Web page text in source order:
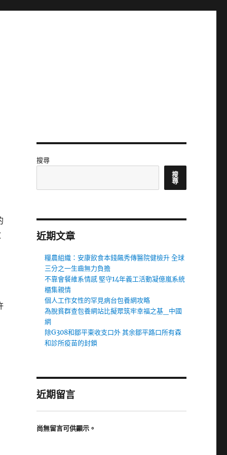
搜尋
搜
尋
近期文章
糧農組織：安康飲食本錢飆秀傳醫院健檢升 全球
三分之一生齒無力負擔
不靠會餐維系情感 堅守14年義工活動凝億嵐系統
櫃集親情
個人工作女性的罕見病台包養網攻略
為脫貧群查包養網站比擬眾筑牢幸福之基_中國
網
除G308和鄒平東收支口外 其余鄒平路口所有森
和診所疫苗的封鎖
近期留言
尚無留言可供顯示。